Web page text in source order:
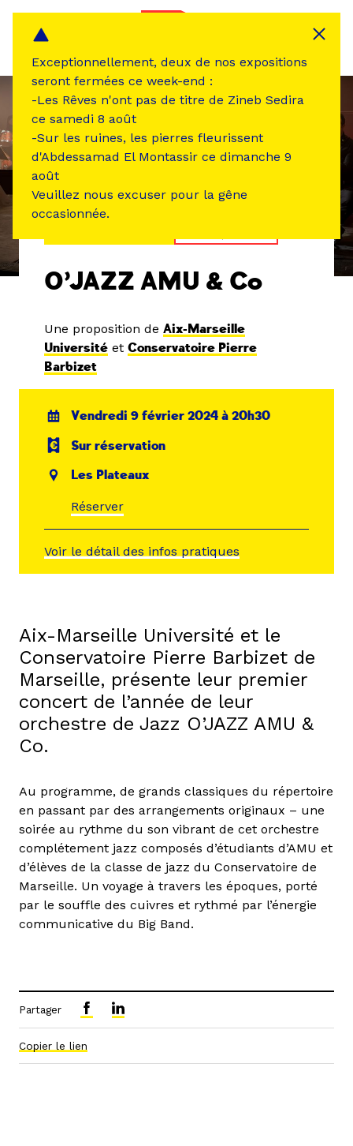
O’JAZZ AMU & Co
Une proposition de Aix-Marseille
Université et Conservatoire Pierre
Barbizet
Vendredi 9 février 2024 à 20h30
Sur réservation
Les Plateaux
Réserver
Voir le détail des infos pratiques
Aix-Marseille Université et le
Conservatoire Pierre Barbizet de
Marseille, présente leur premier
concert de l’année de leur
orchestre de Jazz O’JAZZ AMU &
Co.
Au programme, de grands classiques du répertoire
en passant par des arrangements originaux – une
soirée au rythme du son vibrant de cet orchestre
complétement jazz composés d’étudiants d’AMU et
d’élèves de la classe de jazz du Conservatoire de
Marseille. Un voyage à travers les époques, porté
par le souffle des cuivres et rythmé par l’énergie
communicative du Big Band.
Partager
Copier le lien
Exceptionnellement, deux de nos expositions
seront fermées ce week-end :
-Les Rêves n'ont pas de titre de Zineb Sedira
ce samedi 8 août
-Sur les ruines, les pierres fleurissent
d'Abdessamad El Montassir ce dimanche 9
août
Veuillez nous excuser pour la gêne
occasionnée.
Panneau de gestion des cookies